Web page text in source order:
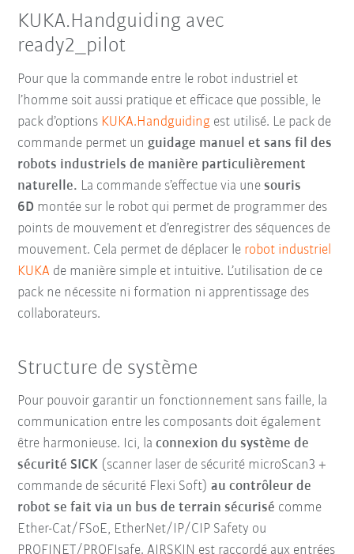
KUKA.Handguiding avec
ready2_pilot
Pour que la commande entre le robot industriel et
l’homme soit aussi pratique et efficace que possible, le
pack d’options KUKA.Handguiding est utilisé. Le pack de
commande permet un guidage manuel et sans fil des
robots industriels de manière particulièrement
naturelle. La commande s’effectue via unesouris
6D montée sur le robot qui permet de programmer des
points de mouvement et d’enregistrer des séquences de
mouvement. Cela permet de déplacer le robot industriel
KUKA de manière simple et intuitive. L’utilisation de ce
pack ne nécessite ni formation ni apprentissage des
collaborateurs.
Structure de système
Pour pouvoir garantir un fonctionnement sans faille, la
communication entre les composants doit également
être harmonieuse. Ici, laconnexion du système de
sécurité SICK (scanner laser de sécurité microScan3 +
commande de sécurité Flexi Soft) au contrôleur de
robot se fait via un bus de terrain sécurisé comme
Ether-Cat/FSoE, EtherNet/IP/CIP Safety ou
PROFINET/PROFIsafe. AIRSKIN est raccordé aux entrées